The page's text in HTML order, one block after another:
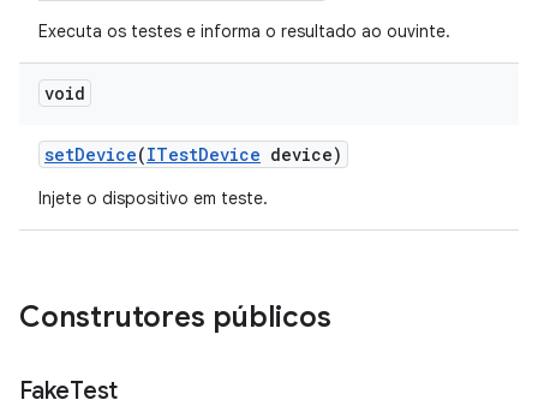
Executa os testes e informa o resultado ao ouvinte.
void
setDevice(ITestDevice device)
Injete o dispositivo em teste.
Construtores públicos
FakeTest